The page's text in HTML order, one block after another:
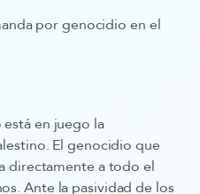
por genocidio en el
en juego la
El genocidio que
directamente a todo el
Ante la pasividad de los